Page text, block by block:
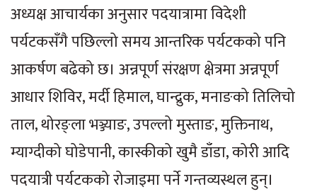
अध्यक्ष आचार्यका अनुसार पदयात्रामा विदेशी
पर्यटकसँगै पछिल्लो समय आन्तरिक पर्यटकको पनि
आकर्षण बढेको छ। अन्नपूर्ण संरक्षण क्षेत्रमा अन्नपूर्ण
आधार शिविर, मर्दी हिमाल, घान्द्रुक, मनाङको तिलिचो
ताल, थोरङ्ला भञ्ज्याङ, उपल्लो मुस्ताङ, मुक्तिनाथ,
म्याग्दीको घोडेपानी, कास्कीको खुमै डाँडा, कोरी आदि
पदयात्री पर्यटकको रोजाइमा पर्ने गन्तव्यस्थल हुन्।